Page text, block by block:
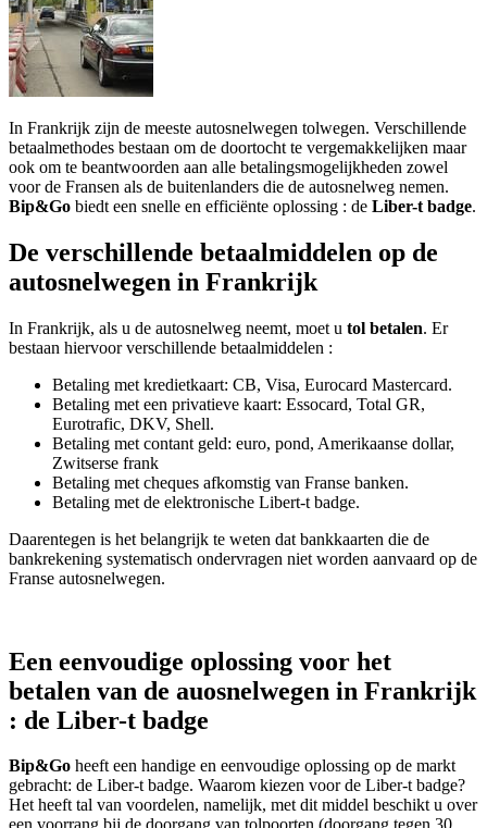
In Frankrijk zijn de meeste autosnelwegen tolwegen. Verschillende
betaalmethodes bestaan om de doortocht te vergemakkelijken maar
ook om te beantwoorden aan alle betalingsmogelijkheden zowel
voor de Fransen als de buitenlanders die de autosnelweg nemen.
Bip&Go biedt een snelle en efficiënte oplossing : de Liber-t badge.
De verschillende betaalmiddelen op de
autosnelwegen in Frankrijk
In Frankrijk, als u de autosnelweg neemt, moet u tol betalen. Er
bestaan hiervoor verschillende betaalmiddelen :
Betaling met kredietkaart: CB, Visa, Eurocard Mastercard.
Betaling met een privatieve kaart: Essocard, Total GR,
Eurotrafic, DKV, Shell.
Betaling met contant geld: euro, pond, Amerikaanse dollar,
Zwitserse frank
Betaling met cheques afkomstig van Franse banken.
Betaling met de elektronische Libert-t badge.
Daarentegen is het belangrijk te weten dat bankkaarten die de
bankrekening systematisch ondervragen niet worden aanvaard op de
Franse autosnelwegen.
Een eenvoudige oplossing voor het
betalen van de auosnelwegen in Frankrijk
: de Liber-t badge
Bip&Go heeft een handige en eenvoudige oplossing op de markt
gebracht: de Liber-t badge. Waarom kiezen voor de Liber-t badge?
Het heeft tal van voordelen, namelijk, met dit middel beschikt u over